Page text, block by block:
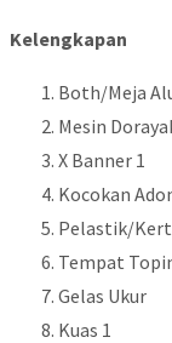
Kelengkapan
Both/Meja
Mesin
X Banner 1
Kocokan
Pelastik/
Tempat
Gelas Ukur
Kuas 1